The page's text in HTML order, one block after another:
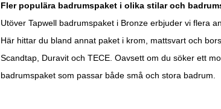
Fler populära badrumspaket i olika stilar och
Utöver Tapwell badrumspaket i Bronze erbjuder vi flera
Här hittar du bland annat paket i krom, mattsvart och
Scandtap, Duravit och TECE. Oavsett om du söker ett
badrumspaket som passar både små och stora badrum.